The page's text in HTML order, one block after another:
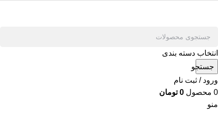
انتخاب دسته بندی
جستجو
ورود / ثبت نام
0 محصول 0 تومان
منو